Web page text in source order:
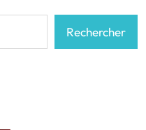
Rechercher